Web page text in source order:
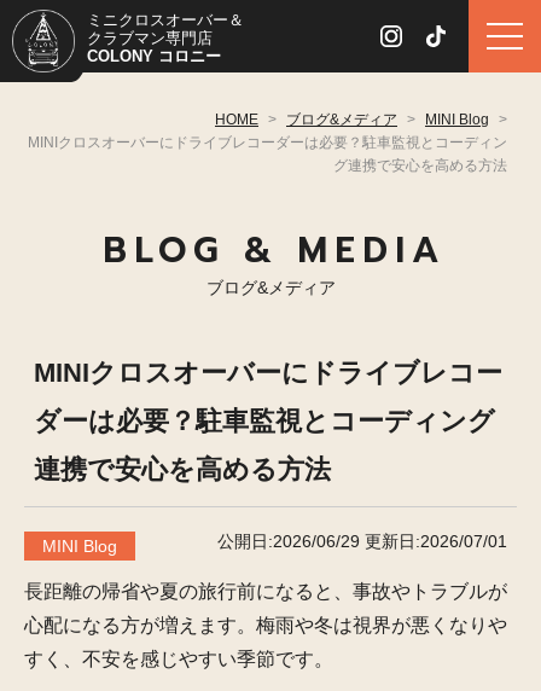
ミニクロスオーバー＆
クラブマン専門店
COLONY コロニー
HOME > ブログ&メディア > MINI Blog
>
MINIクロスオーバーにドライブレコーダーは必要？駐車監視とコーディン
グ連携で安心を高める方法
BLOG & MEDIA
ブログ&メディア
MINIクロスオーバーにドライブレコー
ダーは必要？駐車監視とコーディング
連携で安心を高める方法
MINI Blog 公開日:2026/06/29 更新日:2026/07/01
長距離の帰省や夏の旅行前になると、事故やトラブルが
心配になる方が増えます。梅雨や冬は視界が悪くなりや
すく、不安を感じやすい季節です。